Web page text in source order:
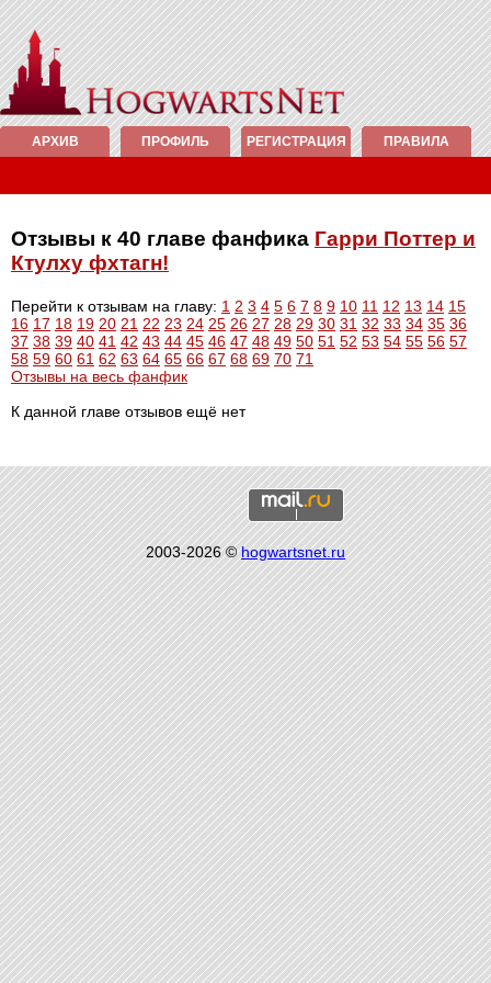
АРХИВ ПРОФИЛЬ РЕГИСТРАЦИЯ ПРАВИЛА
Отзывы к 40 главе фанфика Гарри Поттер и
Ктулху фхтагн!
Перейти к отзывам на главу: 1 2 3 4 5 6 7 8 9 10 11 12 13 14 15
16 17 18 19 20 21 22 23 24 25 26 27 28 29 30 31 32 33 34 35 36
37 38 39 40 41 42 43 44 45 46 47 48 49 50 51 52 53 54 55 56 57
58 59 60 61 62 63 64 65 66 67 68 69 70 71
Отзывы на весь фанфик
К данной главе отзывов ещё нет
2003-2026 ©hogwartsnet.ru